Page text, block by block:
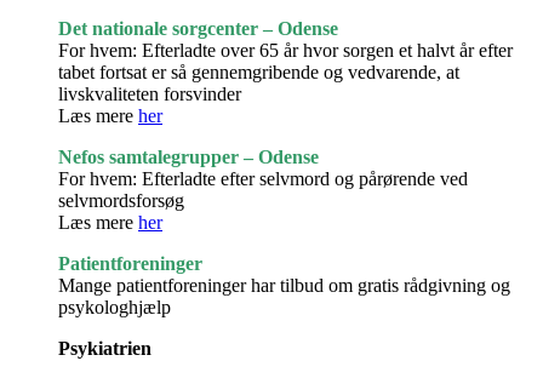
Det nationale sorgcenter – Odense
For hvem: Efterladte over 65 år hvor sorgen et halvt år efter
tabet fortsat er så gennemgribende og vedvarende, at
livskvaliteten forsvinder
Læs mere her
Nefos samtalegrupper – Odense
For hvem: Efterladte efter selvmord og pårørende ved
selvmordsforsøg
Læs mere her
Patientforeninger
Mange patientforeninger har tilbud om gratis rådgivning og
psykologhjælp
Psykiatrien